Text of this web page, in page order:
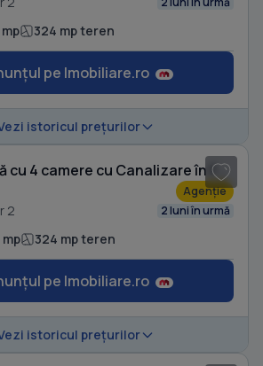
324 mp teren
pe Imobiliare.ro
istoricul prețurilor
Casă individuală cu 4 camere cu Canalizare în Fundeni
Agenție
2 2 luni în urmă
mp 324 mp teren
pe Imobiliare.ro
istoricul prețurilor